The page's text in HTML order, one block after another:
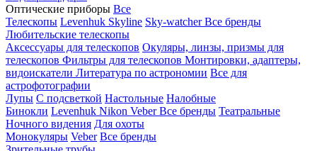
Оптические приборы Все
Телескопы Levenhuk Skyline Sky-watcherВсе бренды
Любительские телескопы
Аксессуары для телескопов Окуляры, линзы, призмы для
телескопов Фильтры для телескопов Монтировки, адаптеры,
видоискатели Литература по астрономии Все для
астрофотографии
Лупы С подсветкой Настольные Налобные
Бинокли Levenhuk Nikon VeberВсе бренды Театральные
Ночного видения Для охоты
Монокуляры Veber Все бренды